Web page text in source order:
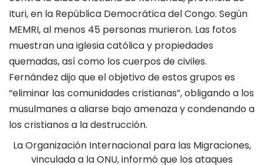
Ituri, en la República Democrática del Congo. Según
MEMRI, al menos 45 personas murieron. Las fotos
muestran una iglesia católica y propiedades
quemadas, así como los cuerpos de civiles.
Fernández dijo que el objetivo de estos grupos es
“eliminar las comunidades cristianas”, obligando a los
musulmanes a aliarse bajo amenaza y condenando a
los cristianos a la destrucción.
La Organización Internacional para las Migraciones,
vinculada a la ONU, informó que los ataques